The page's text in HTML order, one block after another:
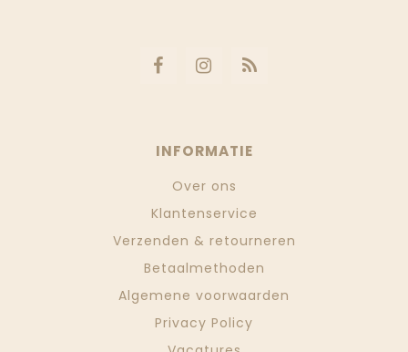
INFORMATIE
Over ons
Klantenservice
Verzenden & retourneren
Betaalmethoden
Algemene voorwaarden
Privacy Policy